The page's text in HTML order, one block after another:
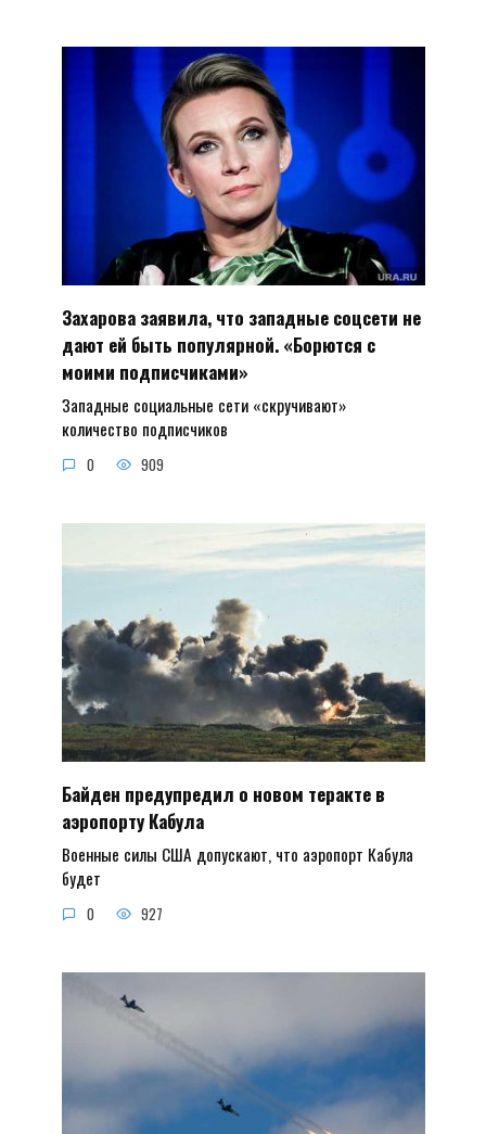
Захарова заявила, что западные соцсети не
дают ей быть популярной. «Борются с
моими подписчиками»
Западные социальные сети «скручивают»
количество подписчиков
0 909
Байден предупредил о новом теракте в
аэропорту Кабула
Военные силы США допускают, что аэропорт Кабула
будет
0 927